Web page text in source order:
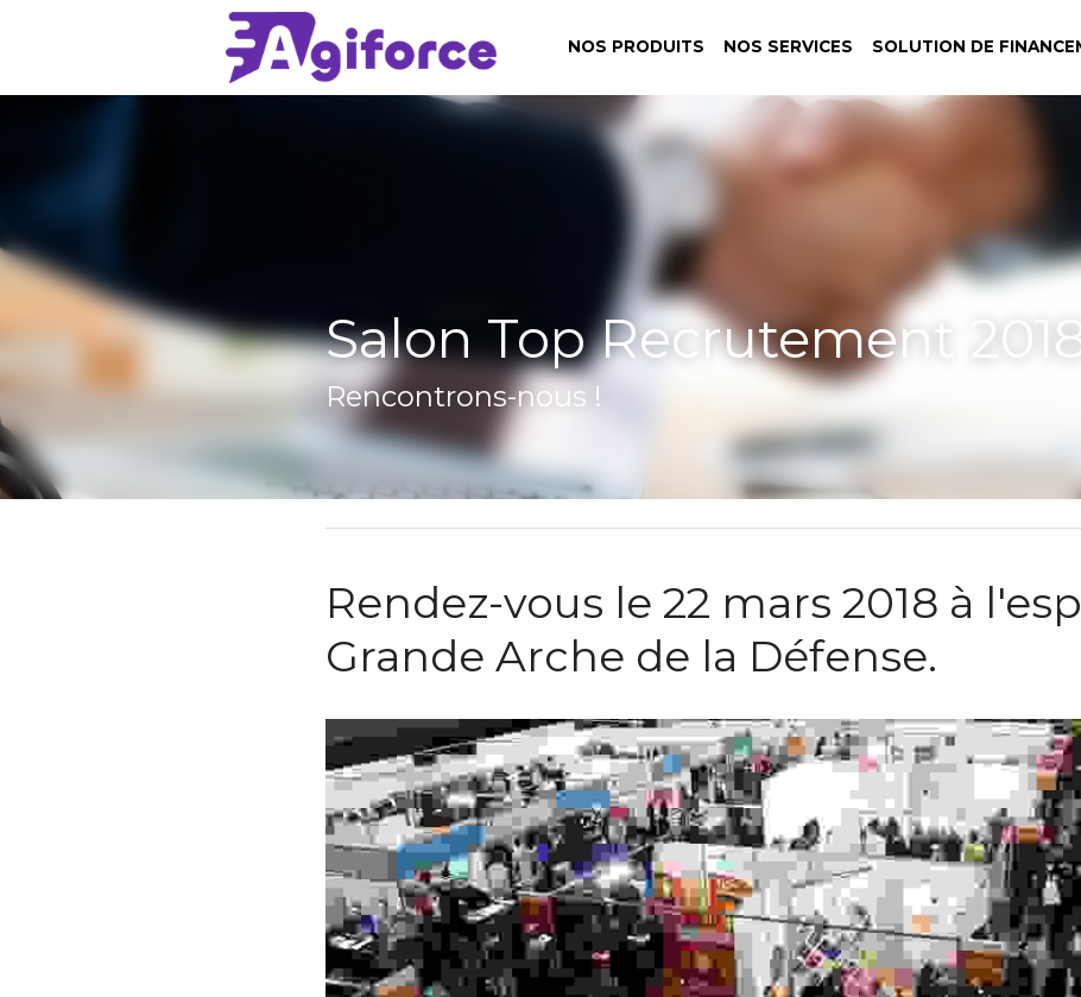
NOS PRODUITS NOS SERVICES … 0
Salon Top Recrutement 2018
Rencontrons-nous !
28 février 2018
Rendez-vous le 22 mars 2018 à
Arche de la Défense.